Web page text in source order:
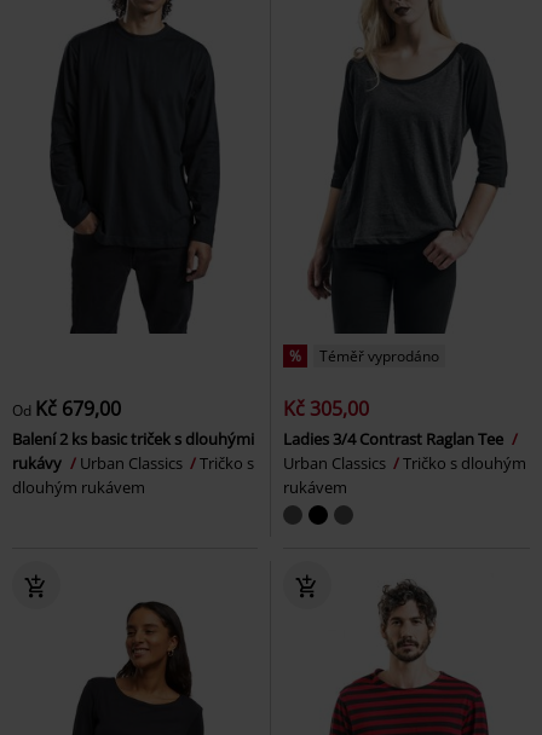
Od Kč 679,00
Balení 2 ks basic triček s dlouhými
rukávy
Urban Classics
Tričko s
dlouhým rukávem
% Téměř vyprodáno
Kč 305,00
Ladies 3/4 Contrast Raglan Tee
Urban Classics
Tričko s dlouhým
rukávem